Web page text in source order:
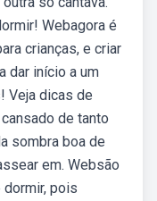
Webagora é
crianças, e criar
dar início a um
Veja dicas de
de tanto
sombra boa de
em. Websão
pois